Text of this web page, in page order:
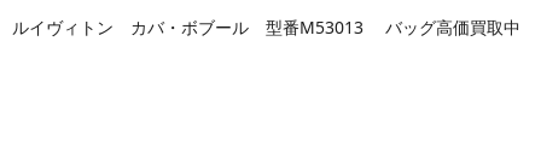
ルイヴィトン カバ・ボブール 型番M53013 バッグ高価買取中